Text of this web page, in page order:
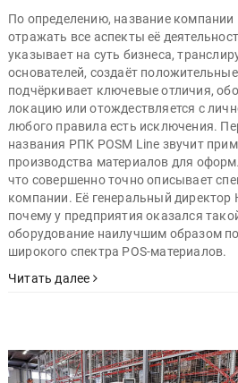
По определению, название компании
отражать все аспекты её
указывает на суть бизнеса,
основателей, создаёт
подчёркивает ключевые отличия,
локацию или отождествляется с
любого правила есть исключения.
названия РПК POSM Line звучит
производства материалов для
что совершенно точно описывает
компании. Её генеральный директор
почему у предприятия оказался
оборудование наилучшим образом
широкого спектра POS-материалов.
Читать далее